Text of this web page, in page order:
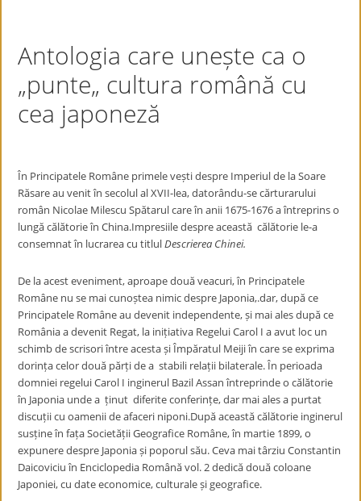
Antologia care unește ca o
„punte„ cultura română cu
cea japoneză
În Principatele Române primele vești despre Imperiul de la Soare
Răsare au venit în secolul al XVII-lea, datorându-se cărturarului
român Nicolae Milescu Spătarul care în anii 1675-1676 a întreprins o
lungă călătorie în China.Impresiile despre această călătorie le-a
consemnat în lucrarea cu titlulDescrierea Chinei.
De la acest eveniment, aproape două veacuri, în Principatele
Române nu se mai cunoștea nimic despre Japonia,.dar, după ce
Principatele Române au devenit independente, și mai ales după ce
România a devenit Regat, la inițiativa Regelui Carol I a avut loc un
schimb de scrisori între acesta și Împăratul Meiji în care se exprima
dorința celor două părți de a stabili relații bilaterale. În perioada
domniei regelui Carol I inginerul Bazil Assan întreprinde o călătorie
în Japonia unde a ținut diferite conferințe, dar mai ales a purtat
discuții cu oamenii de afaceri niponi.După această călătorie inginerul
susține în fața Societății Geografice Române, în martie 1899, o
expunere despre Japonia și poporul său. Ceva mai târziu Constantin
Daicoviciu în Enciclopedia Română vol. 2 dedică două coloane
Japoniei, cu date economice, culturale și geografice.